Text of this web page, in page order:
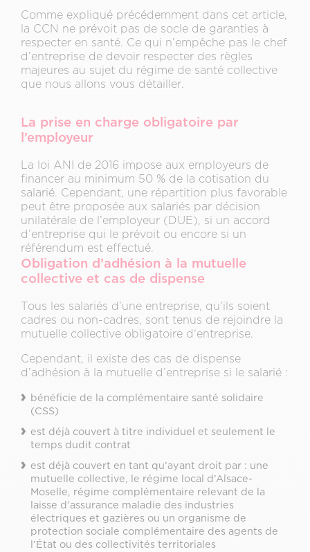
Comme expliqué précédemment dans cet article,
la CCN ne prévoit pas de socle de garanties à
respecter en santé. Ce qui n’empêche pas le chef
d’entreprise de devoir respecter des règles
majeures au sujet du régime de santé collective
que nous allons vous détailler.
La prise en charge obligatoire par
l’employeur
La loi ANI de 2016 impose aux employeurs de
financer au minimum 50 % de la cotisation du
salarié. Cependant, une répartition plus favorable
peut être proposée aux salariés par décision
unilatérale de l’employeur (DUE), si un accord
d’entreprise qui le prévoit ou encore si un
référendum est effectué.
Obligation d’adhésion à la mutuelle
collective et cas de dispense
Tous les salariés d’une entreprise, qu’ils soient
cadres ou non-cadres, sont tenus de rejoindre la
mutuelle collective obligatoire d‘entreprise.
Cependant, il existe des cas de dispense
d’adhésion à la mutuelle d’entreprise si le salarié :
bénéficie de la complémentaire santé solidaire
(CSS)
est déjà couvert à titre individuel et seulement le
temps dudit contrat
est déjà couvert en tant qu’ayant droit par : une
mutuelle collective, le régime local d’Alsace-
Moselle, régime complémentaire relevant de la
laisse d’assurance maladie des industries
électriques et gazières ou un organisme de
protection sociale complémentaire des agents de
l’État ou des collectivités territoriales